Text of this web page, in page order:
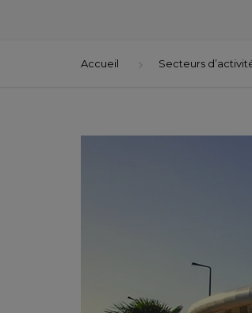
Accueil Secteurs